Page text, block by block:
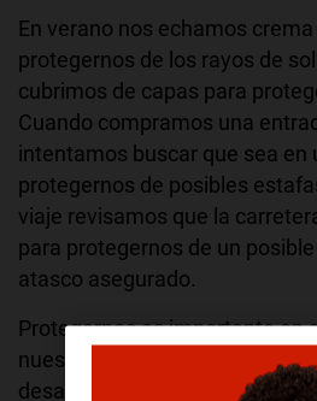
En verano nos echamos
protegernos de los rayos de
cubrimos de capas para
Cuando compramos una
intentamos buscar que sea en
protegernos de posibles
viaje revisamos que la
para protegernos de un
atasco asegurado.
Protegernos es importante en
nuestra vida y nos ayuda a
desagradables como la pérdida